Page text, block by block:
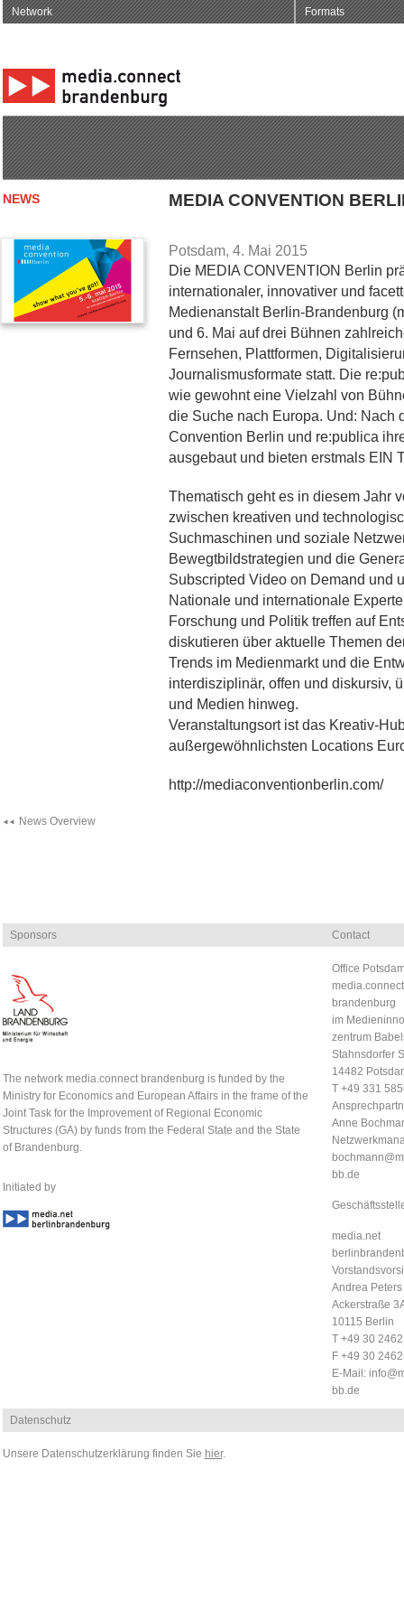
Network Formats
NEWS MEDIA CONVENTION
Potsdam, 4. Mai 2015
Die MEDIA CONVENTION Berlin
internationaler, innovativer und
Medienanstalt Berlin-Brandenburg
und 6. Mai auf drei Bühnen
Fernsehen, Plattformen,
Journalismusformate statt. Die
wie gewohnt eine Vielzahl von
die Suche nach Europa. Und: Nach
Convention Berlin und re:publica
ausgebaut und bieten erstmals EIN
Thematisch geht es in diesem Jahr
zwischen kreativen und
Suchmaschinen und soziale
Bewegtbildstrategien und die
Subscripted Video on Demand und
Nationale und internationale
Forschung und Politik treffen auf
diskutieren über aktuelle Themen
Trends im Medienmarkt und die
interdisziplinär, offen und diskursiv,
und Medien hinweg.
Veranstaltungsort ist das Kreativ-
außergewöhnlichsten Locations
http://mediaconventionberlin.com/
News Overview
Sponsors Contact
The network media.connect brandenburg is funded by the
Ministry for Economics and European Affairs in the frame of the
Joint Task for the Improvement of Regional Economic
Structures (GA) by funds from the Federal State and the State
of Brandenburg.
Initiated by
Office
media.connect
brandenburg
im
zentrum
Stahnsdorfer
14482
T +49 331
Anne
bb.de
media.net
Andrea Peters
Ackerstraße
10115 Berlin
T +49 30
F +49 30
E-Mail:
bb.de
Datenschutz
Unsere Datenschutzerklärung finden Sie hier.